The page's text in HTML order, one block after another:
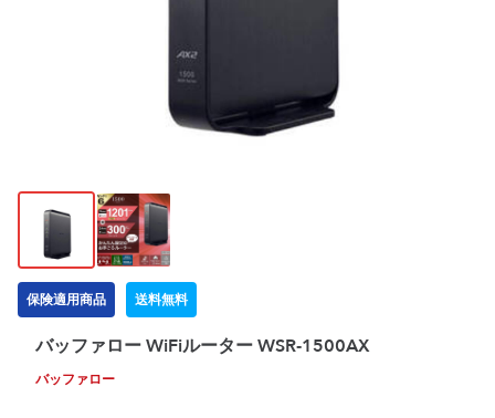
保険適用商品 送料無料
バッファロー WiFiルーター WSR‑1500AX
バッファロー